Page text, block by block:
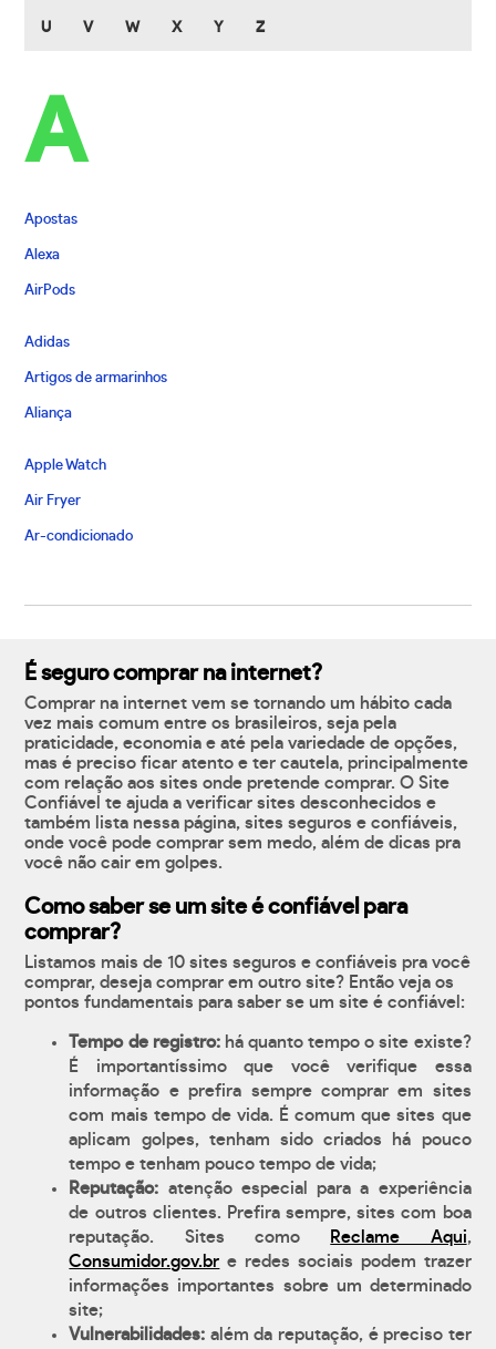
U V W X Y Z
A
Apostas
Alexa
AirPods
Adidas
Artigos de armarinhos
Aliança
Apple Watch
Air Fryer
Ar-condicionado
É seguro comprar na internet?
Comprar na internet vem se tornando um hábito cada
vez mais comum entre os brasileiros, seja pela
praticidade, economia e até pela variedade de opções,
mas é preciso ficar atento e ter cautela, principalmente
com relação aos sites onde pretende comprar. O Site
Confiável te ajuda a verificar sites desconhecidos e
também lista nessa página, sites seguros e confiáveis,
onde você pode comprar sem medo, além de dicas pra
você não cair em golpes.
Como saber se um site é confiável para
comprar?
Listamos mais de 10 sites seguros e confiáveis pra você
comprar, deseja comprar em outro site? Então veja os
pontos fundamentais para saber se um site é confiável:
Tempo de registro:há quanto tempo o site existe?
É importantíssimo que você verifique essa
informação e prefira sempre comprar em sites
com mais tempo de vida. É comum que sites que
aplicam golpes, tenham sido criados há pouco
tempo e tenham pouco tempo de vida;
Reputação: atenção especial para a experiência
de outros clientes. Prefira sempre, sites com boa
reputação. Sites como
Reclame Aqui,
Consumidor.gov.br e redes sociais podem trazer
informações importantes sobre um determinado
site;
Vulnerabilidades: além da reputação, é preciso ter